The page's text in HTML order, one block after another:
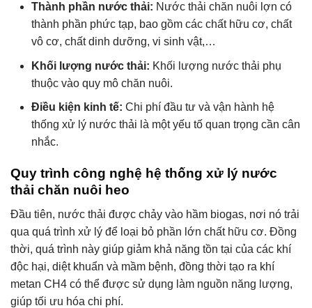
Thành phần nước thải: Nước thải chăn nuôi lợn có
thành phần phức tạp, bao gồm các chất hữu cơ, chất
vô cơ, chất dinh dưỡng, vi sinh vật,…
Khối lượng nước thải: Khối lượng nước thải phụ
thuộc vào quy mô chăn nuôi.
Điều kiện kinh tế: Chi phí đầu tư và vận hành hệ
thống xử lý nước thải là một yếu tố quan trọng cần cân
nhắc.
Quy trình công nghệ hệ thống xử lý nước
thải chăn nuôi heo
Đầu tiên, nước thải được chảy vào hầm biogas, nơi nó trải
qua quá trình xử lý để loại bỏ phần lớn chất hữu cơ. Đồng
thời, quá trình này giúp giảm khả năng tồn tại của các khí
độc hại, diệt khuẩn và mầm bệnh, đồng thời tạo ra khí
metan CH4 có thể được sử dụng làm nguồn năng lượng,
giúp tối ưu hóa chi phí.